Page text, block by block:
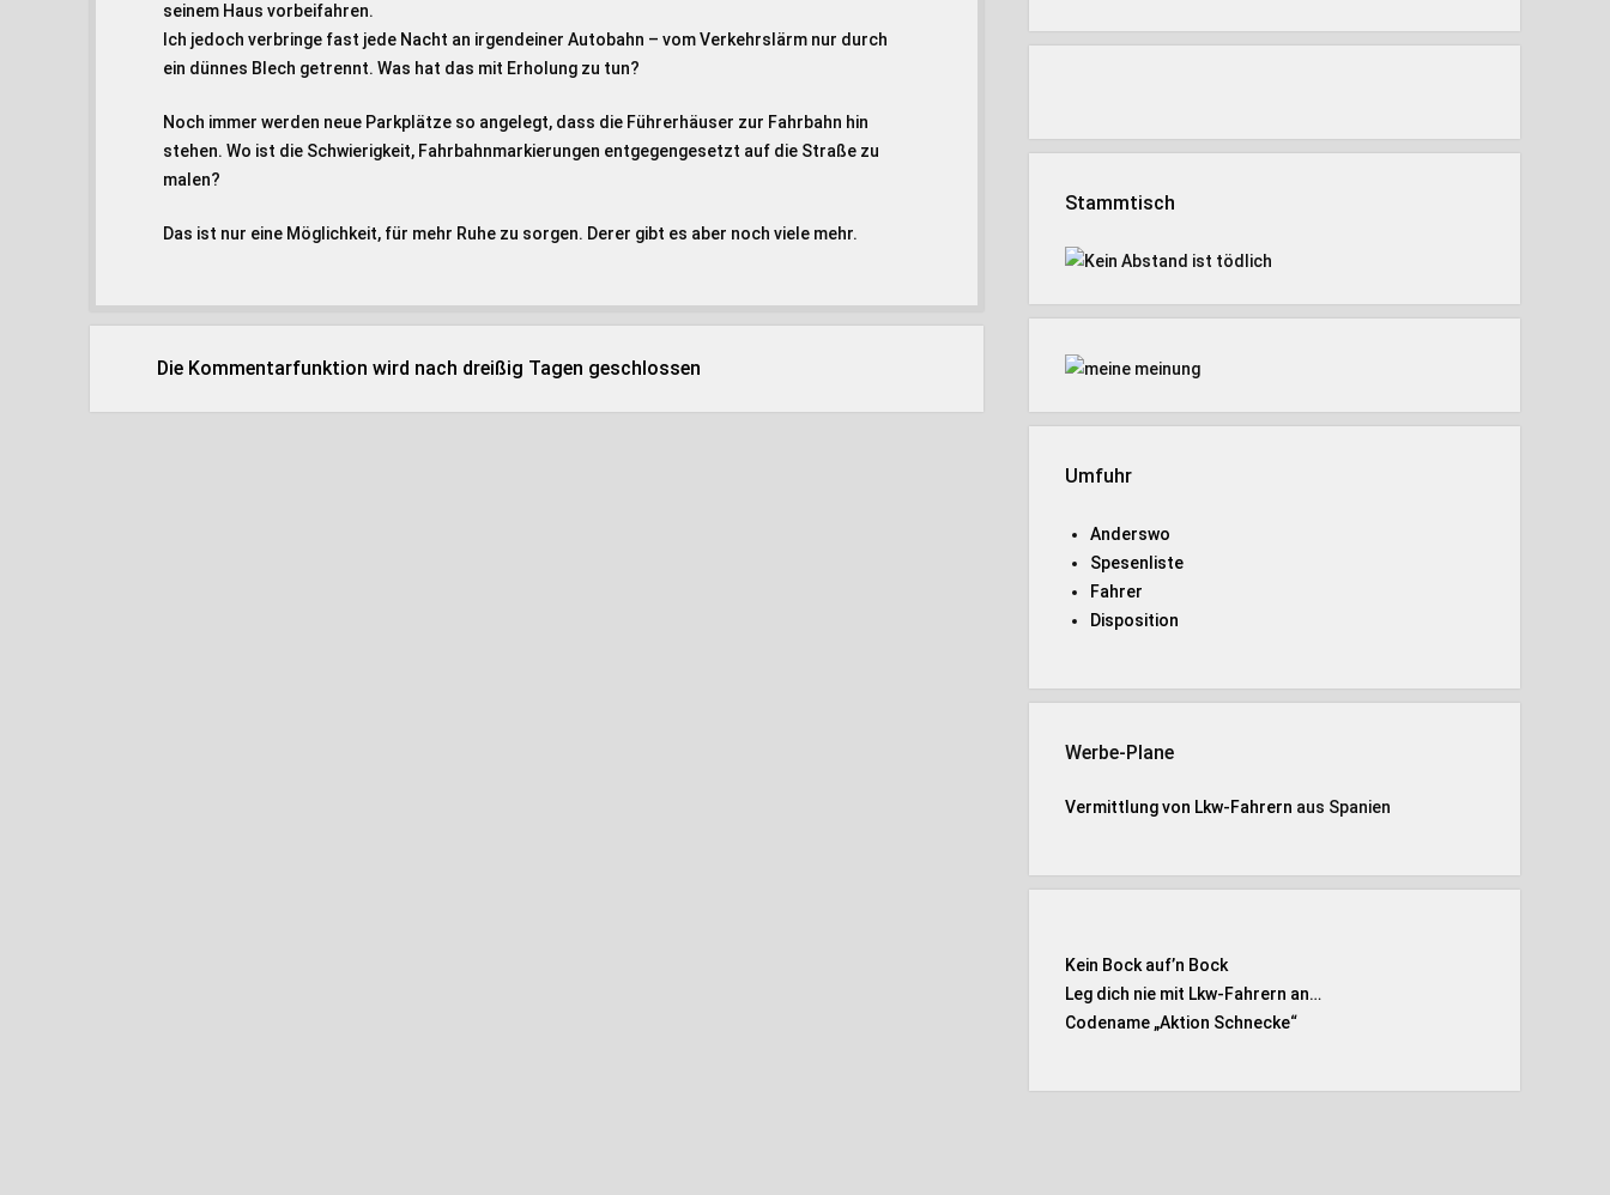
seinem Haus vorbeifahren.
Ich jedoch verbringe fast jede Nacht an irgendeiner Autobahn – vom Verkehrslärm nur durch
ein dünnes Blech getrennt. Was hat das mit Erholung zu tun?
Noch immer werden neue Parkplätze so angelegt, dass die Führerhäuser zur Fahrbahn hin
stehen. Wo ist die Schwierigkeit, Fahrbahnmarkierungen entgegengesetzt auf die Straße zu
malen?
Das ist nur eine Möglichkeit, für mehr Ruhe zu sorgen. Derer gibt es aber noch viele mehr.
Die Kommentarfunktion wird nach dreißig Tagen geschlossen
Stammtisch
Umfuhr
Anderswo
Spesenliste
Fahrer
Disposition
Werbe-Plane
Vermittlung von Lkw-Fahrern aus Spanien
Kein Bock auf’n Bock
Leg dich nie mit Lkw-Fahrern an…
Codename „Aktion Schnecke“